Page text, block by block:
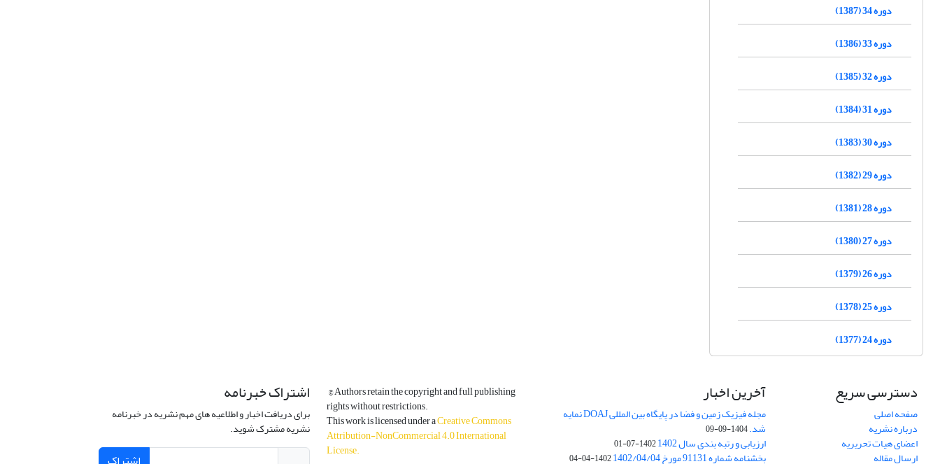
دوره 34 (1387)
دوره 33 (1386)
دوره 32 (1385)
دوره 31 (1384)
دوره 30 (1383)
دوره 29 (1382)
دوره 28 (1381)
دوره 27 (1380)
دوره 26 (1379)
دوره 25 (1378)
دوره 24 (1377)
دسترسی سریع
صفحه اصلی
درباره نشریه
اعضای هیات تحریریه
ارسال مقاله
آخرین اخبار
مجله فیزیک زمین و فضا در پایگاه بین المللی DOAJ نمایه
شد.1404-09-09
ارزیابی و رتبه بندی سال 1402 1402-07-01
بخشنامه شماره 91131 مورخ 1402/04/04 1402-04-04
© Authors retain the copyright and full publishing
rights without restrictions.
This work is licensed under aCreative Commons
Attribution-NonCommercial 4.0 International
License.
اشتراک خبرنامه
برای دریافت اخبار و اطلاعیه های مهم نشریه در خبرنامه
نشریه مشترک شوید.